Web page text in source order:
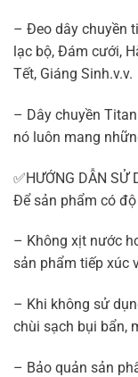
– Đeo dây chuyền
lạc bộ, Đám cưới,
Tết, Giáng Sinh.v.v.
– Dây chuyền
nó luôn mang
✅HƯỚNG DẪN SỬ
Để sản phẩm có
– Không xịt nước
sản phẩm tiếp xúc
– Khi không sử
chùi sạch bụi bẩn,
– Bảo quản sản